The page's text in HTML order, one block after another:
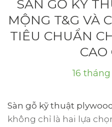
SÀN GỖ KỸ
MỘNG T&G VÀ
TIÊU CHUẨN
CAO
16
Sàn gỗ kỹ thuật
không chỉ là hai lựa